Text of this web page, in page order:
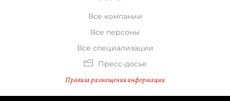
Все компании
Все персоны
Все специализации
Пресс-досье
Правила размещения информации